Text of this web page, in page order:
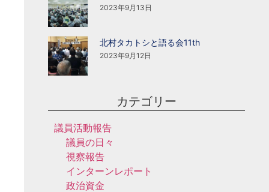
2023年9月13日
北村タカトシと語る会11th
2023年9月12日
カテゴリー
議員活動報告
議員の日々
視察報告
インターンレポート
政治資金